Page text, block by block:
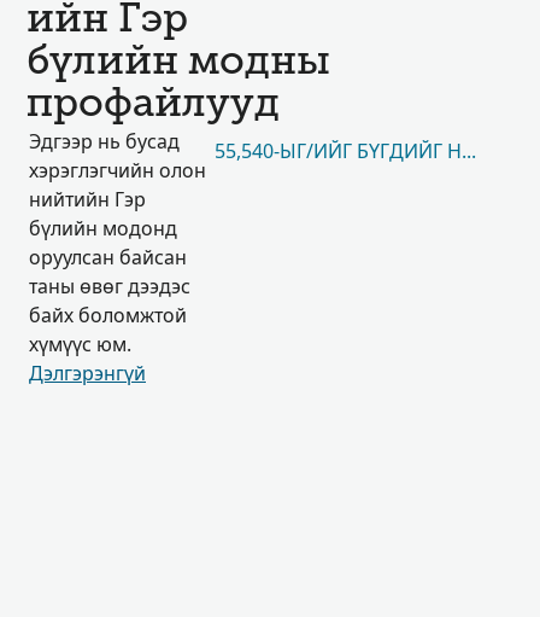
ийн Гэр
бүлийн модны
профайлууд
Эдгээр нь бусад
хэрэглэгчийн олон
нийтийн Гэр
бүлийн модонд
оруулсан байсан
таны өвөг дээдэс
байх боломжтой
хүмүүс юм.
Дэлгэрэнгүй
55,540-ЫГ/ИЙГ БҮГДИЙГ НЬ ҮЗЭХ